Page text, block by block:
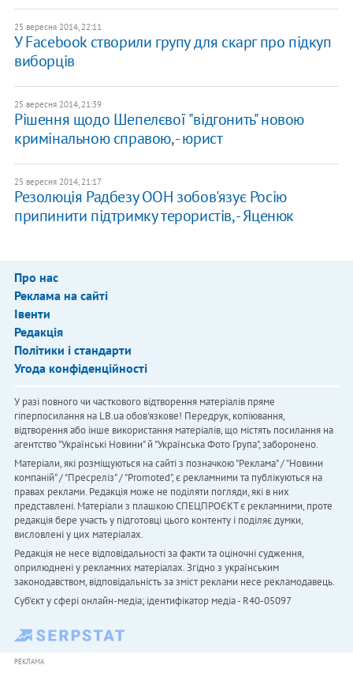
25 вересня 2014, 22:11
У Facebook створили групу для скарг про підкуп
виборців
25 вересня 2014, 21:39
Рішення щодо Шепелєвої "відгонить" новою
кримінальною справою, - юрист
25 вересня 2014, 21:17
Резолюція Радбезу ООН зобов'язує Росію
припинити підтримку терористів, - Яценюк
Про нас
Реклама на сайті
Івенти
Редакція
Політики і стандарти
Угода конфіденційності
У разі повного чи часткового відтворення матеріалів пряме
гіперпосилання на LB.ua обов'язкове! Передрук, копіювання,
відтворення або інше використання матеріалів, що містять посилання на
агентство "Українськi Новини" й "Українська Фото Група", заборонено.
Матеріали, які розміщуються на сайті з позначкою "Реклама" / "Новини
компаній" / "Пресреліз" / "Promoted", є рекламними та публікуються на
правах реклами. Редакція може не поділяти погляди, які в них
представлені. Матеріали з плашкою СПЕЦПРОЄКТ є рекламними, проте
редакція бере участь у підготовці цього контенту і поділяє думки,
висловлені у цих матеріалах.
Редакція не несе відповідальності за факти та оціночні судження,
оприлюднені у рекламних матеріалах. Згідно з українським
законодавством, відповідальність за зміст реклами несе рекламодавець.
Cуб'єкт у сфері онлайн-медіа; ідентифікатор медіа - R40-05097
РЕКЛАМА